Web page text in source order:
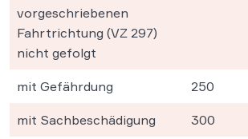
vorgeschriebenen
Fahrtrichtung (VZ 297)
nicht gefolgt
mit Gefährdung 250
mit Sachbeschädigung 300